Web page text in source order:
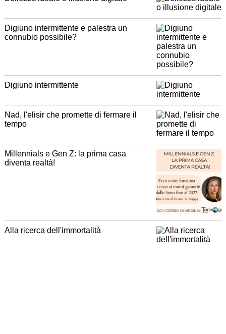
Digiuno intermittente e palestra un
connubio possibile?
Digiuno intermittente
Nad, l'elisir che promette di fermare il
tempo
Millennials e Gen Z: la prima casa
diventa realtà!
Alla ricerca dell'immortalità